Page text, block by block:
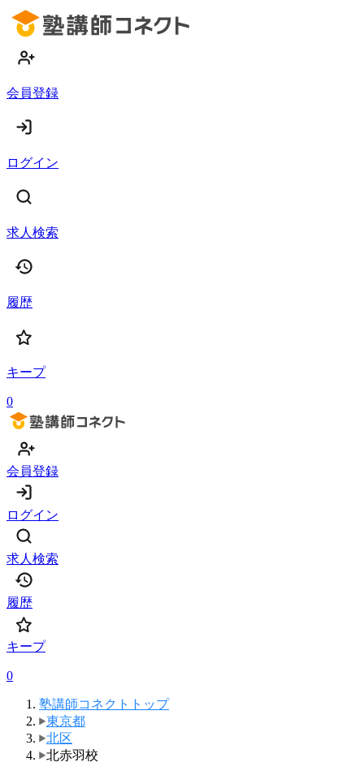
会員登録
ログイン
求人検索
履歴
キープ
0
会員登録
ログイン
求人検索
履歴
キープ
0
塾講師コネクトトップ
東京都
北区
北赤羽校